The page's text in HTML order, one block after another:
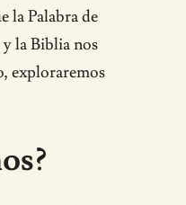
la Palabra de
la Biblia nos
exploraremos